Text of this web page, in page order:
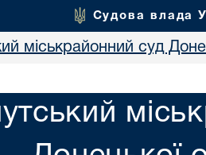
Судова влада
міськрайонний суд